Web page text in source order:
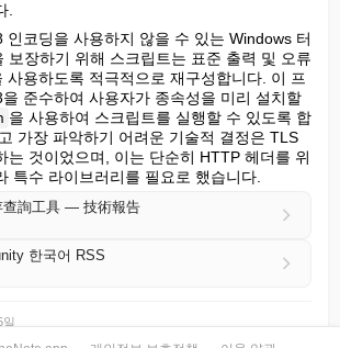
.
인코딩을 사용하지 않을 수 있는 Windows 터
보장하기 위해 스크립트는 표준 출력 및 오류
사용하도록 적극적으로 재구성합니다. 이 프
준수하여 사용자가 종속성을 미리 설치할
을 사용하여 스크립트를 실행할 수 있도록 합
가장 파악하기 어려운 기술적 결정은 TLS
는 것이었으며, 이는 단순히 HTTP 헤더를 위
특수 라이브러리를 필요로 했습니다.
查詢工具 — 技術報告
한국어 RSS
일